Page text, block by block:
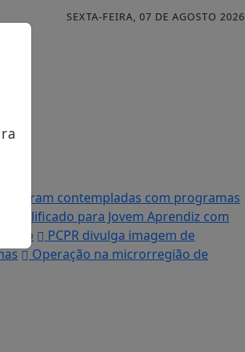
SEXTA-FEIRA, 07 DE AGOSTO 2026
foram contempladas com programas
para Jovem Aprendiz com
PCPR divulga imagem de
Operação na microrregião de